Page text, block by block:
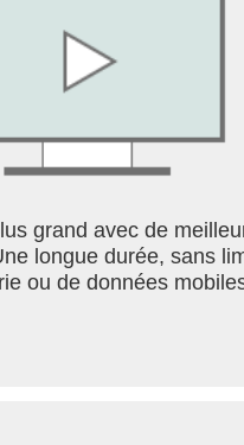
commentaires ou des
abonnements
grand avec de
longue durée, sans
ou de données